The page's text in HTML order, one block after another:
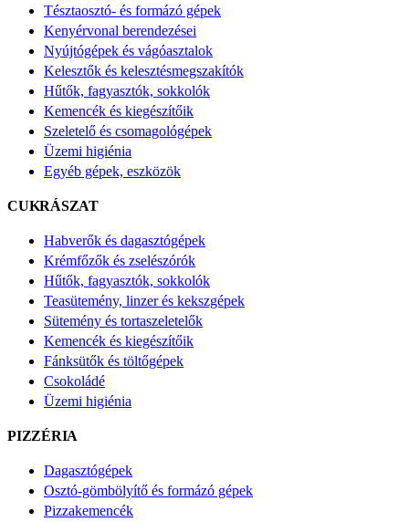
Tésztaosztó- és formázó gépek
Kenyérvonal berendezései
Nyújtógépek és vágóasztalok
Kelesztők és kelesztésmegszakítók
Hűtők, fagyasztók, sokkolók
Kemencék és kiegészítőik
Szeletelő és csomagológépek
Üzemi higiénia
Egyéb gépek, eszközök
CUKRÁSZAT
Habverők és dagasztógépek
Krémfőzők és zselészórók
Hűtők, fagyasztók, sokkolók
Teasütemény, linzer és kekszgépek
Sütemény és tortaszeletelők
Kemencék és kiegészítőik
Fánksütők és töltőgépek
Csokoládé
Üzemi higiénia
PIZZÉRIA
Dagasztógépek
Osztó-gömbölyítő és formázó gépek
Pizzakemencék